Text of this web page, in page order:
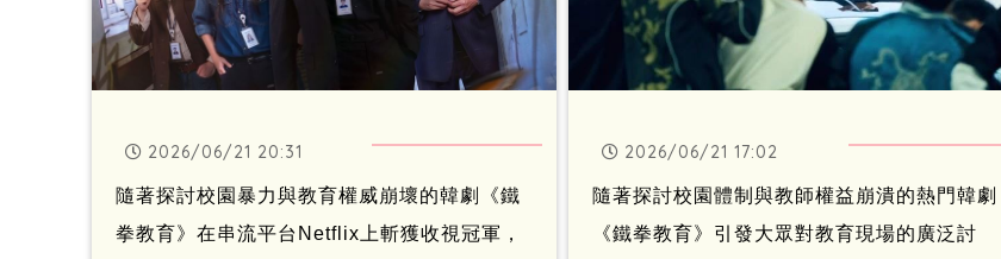
2026/06/21 20:31
隨著探討校園暴力與教育權威崩壞的韓劇《鐵
拳教育》在串流平台Netflix上斬獲收視冠軍，
2026/06/21 17:02
隨著探討校園體制與教師權益崩潰的熱門韓劇
《鐵拳教育》引發大眾對教育現場的廣泛討